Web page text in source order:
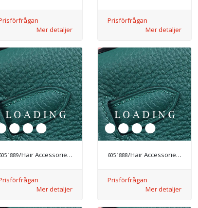
Mer detaljer
Prisförfrågan
Mer detaljer
/Hair Accessories från CHANEL
Mer detaljer
6051888/Hair Accessories från CHANEL
Prisförfrågan
Mer detaljer